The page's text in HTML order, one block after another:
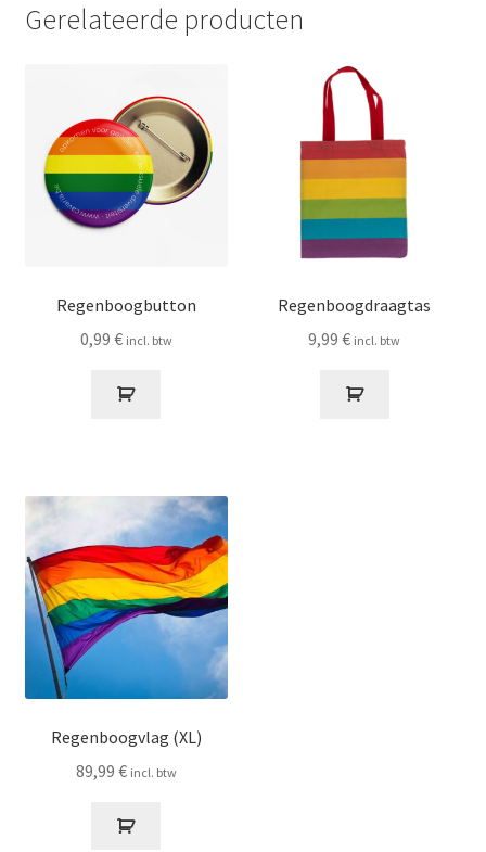
Gerelateerde producten
Regenboogbutton
0,99 € incl. btw
Regenboogdraagtas
9,99€ incl. btw
Regenboogvlag (XL)
89,99 € incl. btw